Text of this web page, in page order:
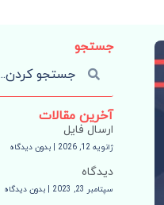
جستجو
آخرین مقالات
ارسال فایل
ژانویه 12, 2026 بدون دیدگاه
دیدگاه
سپتامبر 23, 2023 بدون دیدگاه